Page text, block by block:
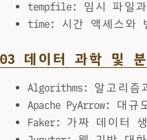
tempfile: 임시 파일
time: 시간 액세스와
03 데이터 과학 및
Algorithms: 알고리즘
Apache PyArrow: 대
Faker: 가짜 데이터